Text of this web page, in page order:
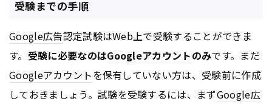
受験までの手順
Google広告認定試験はWeb上で受験することができま
す。 受験に必要なのはGoogleアカウントのみです。まだ
Googleアカウントを保有していない方は、受験前に作成
しておきましょう。試験を受験するには、まずGoogle広